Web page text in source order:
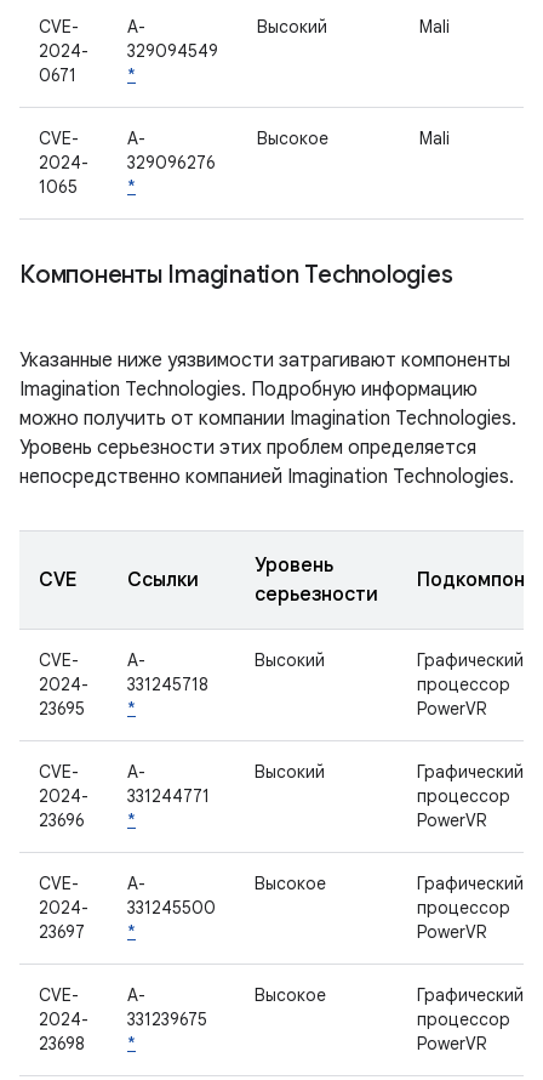
CVE-
2024-
0671
A-
329094549
*
Высокий Mali
CVE-
2024-
1065
A-
329096276
*
Высокое Mali
Компоненты Imagination Technologies
Указанные ниже уязвимости затрагивают компоненты
Imagination Technologies. Подробную информацию
можно получить от компании Imagination Technologies.
Уровень серьезности этих проблем определяется
непосредственно компанией Imagination Technologies.
CVE Ссылки
Уровень
серьезности
CVE-
2024-
23695
A-
331245718
*
Высокий
Графический
процессор
PowerVR
CVE-
2024-
23696
A-
331244771
*
Высокий
Графический
процессор
PowerVR
CVE-
2024-
23697
A-
331245500
*
Высокое
Графический
процессор
PowerVR
CVE-
2024-
23698
A-
331239675
*
Высокое
Графический
процессор
PowerVR